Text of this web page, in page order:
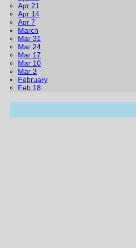
Apr 21
Apr 14
Apr 7
March
Mar 31
Mar 24
Mar 17
Mar 10
Mar 3
February
Feb 18